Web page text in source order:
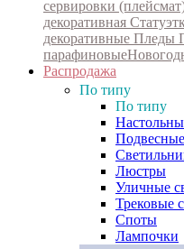
сервировки
декоративная
декоративные Пледы
парафиновые
Распродажа
По типу
По типу
Люстры
Уличные
Трековые
Споты
Лампочки